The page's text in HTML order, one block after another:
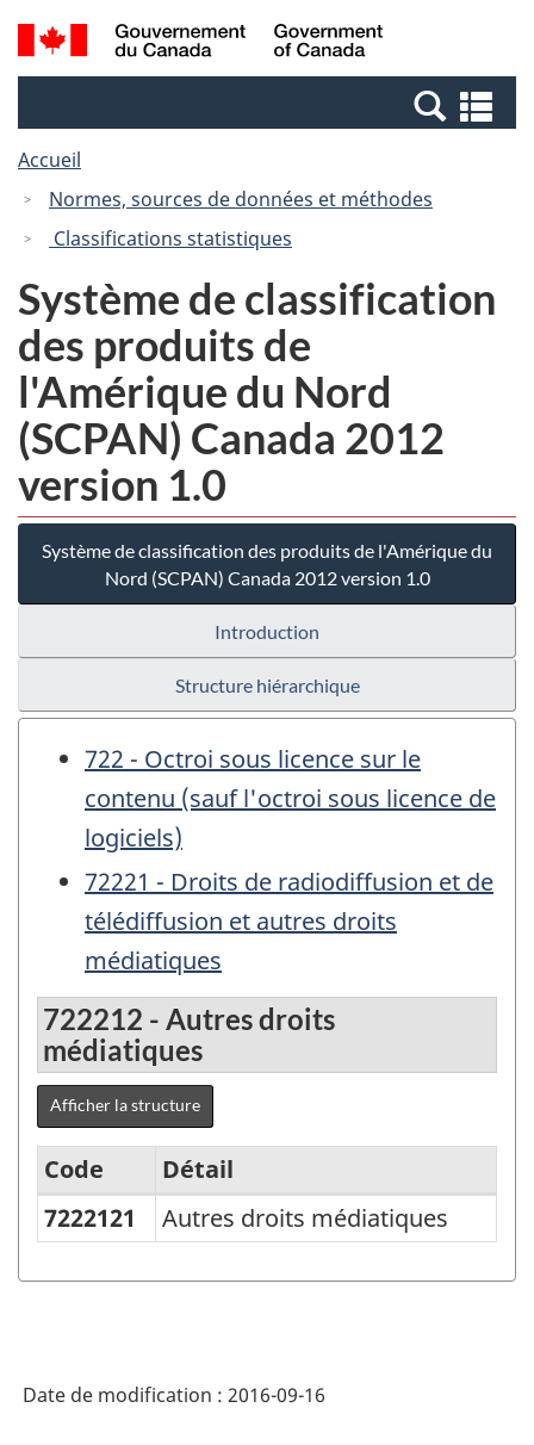
Passer
au
Passer
à
Canada
Recherche
et
et
Accueil
Normes, sources de données et méthodes
Classifications statistiques
Système de classification
des produits de
l'Amérique du Nord
(SCPAN) Canada 2012
version 1.0
Système de classification des produits de l'Amérique du
Nord (SCPAN) Canada 2012 version 1.0
Introduction
Structure hiérarchique
722 - Octroi sous licence sur le
contenu (sauf l'octroi sous licence de
logiciels)
72221 - Droits de radiodiffusion et de
télédiffusion et autres droits
médiatiques
722212 - Autres droits
médiatiques
Afficher la structure
Système
produits
Code
Détail
7222121
Autres droits médiatiques
Date de modification : 2016-09-16